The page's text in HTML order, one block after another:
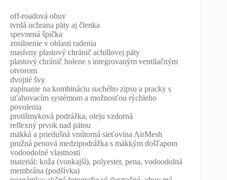
off-roadová obuv
tvrdá ochrana päty aj členka
spevnená špička
zosilnenie v oblasti radenia
masívny plastový chránič achillovej päty
plastový chránič holene s integrovaným ventilačným
otvorom
dvojité švy
zapínanie na kombináciu suchého zipsu a pracky s
uťahovacím systémom a možnosťou rýchleho
povolenia
protišmyková podrážka, oleju vzdorná
reflexný prvok nad pätou
mäkká a priedušná vnútorná sieťovina AirMesh
pružná penová medzipodrážka s mäkkým došľapom
vodoodolné vlastnosti
materiál: koža (vonkajší), polyester, pena, vodoodolná
membrána (podšívka)